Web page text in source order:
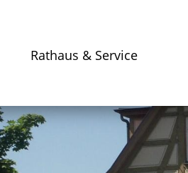
Rathaus & Service